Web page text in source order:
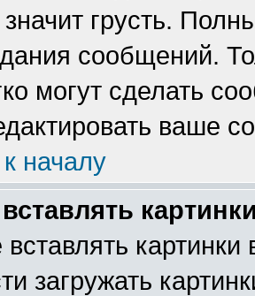
грусть.
сообщений.
могут сделать
ваше
началу
загружать